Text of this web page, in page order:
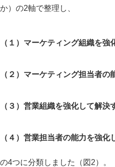
か）の2軸で整理し、
（１）マーケティング組織を強
（２）マーケティング担当者
（３）営業組織を強化して解決
（４）営業担当者の能力を強化
の4つに分類しました（図2）。